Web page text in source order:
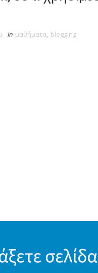
in μαθήματα, blogging